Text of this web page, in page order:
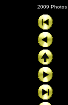
2009 Photos